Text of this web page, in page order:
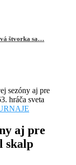
štvorka sa…
sezóny aj pre
hráča sveta
aj pre
skalp